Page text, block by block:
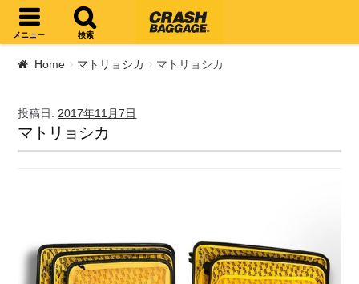
ナビゲーションへスキップ
コンテンツへスキップ
メニュー 検索
Home マトリョシカ マトリョシカ
投稿日: 2017年11月7日
マトリョシカ